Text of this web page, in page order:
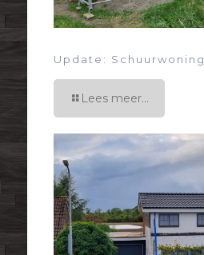
Update: Schuurwoning
Lees meer...